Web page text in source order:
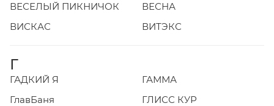
ВЕСЕЛЫЙ ПИКНИЧОК
ВЕСНА
ВИСКАС
ВИТЭКС
Г
ГАДКИЙ Я
ГАММА
ГлавБаня
ГЛИСС КУР